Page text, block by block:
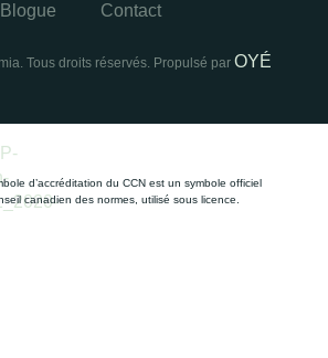
Tous droits réservés. Propulsé par OYÉ
Blogue
Contact
d’accréditation du CCN est un symbole officiel
canadien des normes, utilisé sous licence.